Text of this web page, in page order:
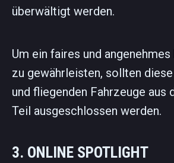
überwältigt werden.
Um ein faires und
zu gewährleisten, sollten
und fliegenden Fahrzeuge aus
Teil ausgeschlossen werden.
3. ONLINE SPOTLIGHT